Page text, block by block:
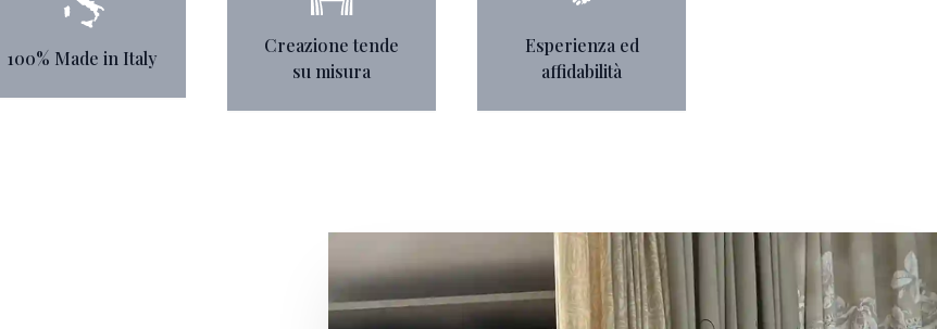
100% Made in Italy
Creazione tende
su misura
Esperienza ed
affidabilità